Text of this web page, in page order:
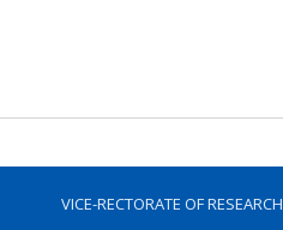
VICE-RECTORATE OF RESEARCH